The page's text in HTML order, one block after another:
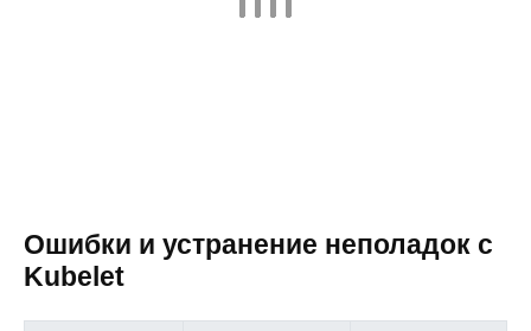
Ошибки и устранение неполадок с
Kubelet